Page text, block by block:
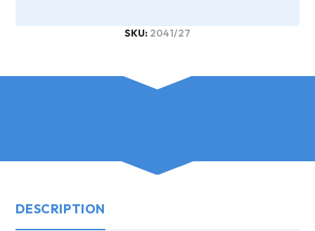
SKU: 2041/27
DESCRIPTION